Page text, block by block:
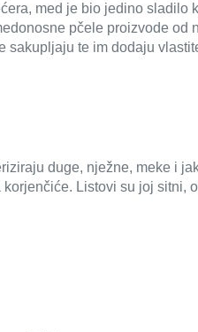
med je bio jedino
pčele proizvode od
te im dodaju
duge, nježne, meke i
Listovi su joj sitni,